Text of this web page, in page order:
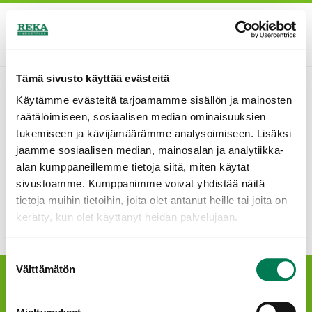
Tämä sivusto käyttää evästeitä
Käytämme evästeitä tarjoamamme sisällön ja mainosten
räätälöimiseen, sosiaalisen median ominaisuuksien
tukemiseen ja kävijämäärämme analysoimiseen. Lisäksi
jaamme sosiaalisen median, mainosalan ja analytiikka-
alan kumppaneillemme tietoja siitä, miten käytät
sivustoamme. Kumppanimme voivat yhdistää näitä
tietoja muihin tietoihin, joita olet antanut heille tai joita on
kerätty, kun olet käyttänyt heidän palvelujaan.
miten voit ottaa meihin yhteyttä ja miten käsittelemme
Suostumuksen
valinta
Välttämätön
Hyppää
pääsisältöön
Industrial
SEARCH
In English
HALLITUKSEN EHDOTUS
OMIEN OSAKKEIDEN
HANKINNASTA 2018
Hallituksen ehdotus omien osakkeiden hankkinnasta
01032018.pdf